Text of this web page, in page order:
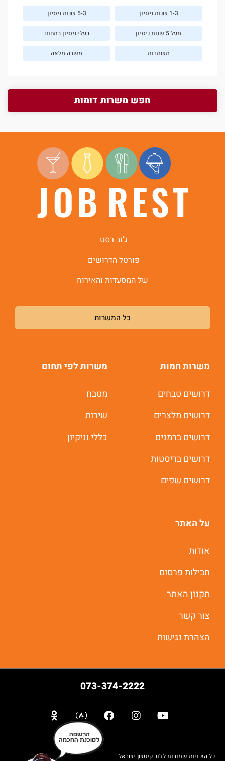
1-3 שנות ניסיון 5-3 שנות ניסיון
מעל 5 שנות ניסיון בעלי ניסיון בתחום
משמרות משרה מלאה
חפש משרות דומות
ג'וב רסט
פורטל הדרושים
של המסעדות והאירוח
כל המשרות
משרות חמות
דרושים טבחים
דרושים מלצרים
דרושים ברמנים
דרושים בריסטות
דרושים שפים
משרות לפי תחום
מטבח
שירות
כללי וניקיון
על האתר
אודות
חבילות פרסום
תקנון האתר
צור קשר
הצהרת נגישות
073-374-2222
כל הזכויות שמורות לג'וב קיטשן ישראל
הרשמה
לסוכנת החכמה